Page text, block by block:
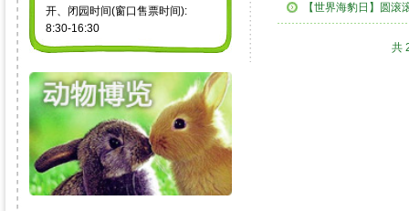
开、闭园时间(窗口售票时间):
8:30-16:30
【世界海豹日】圆
共